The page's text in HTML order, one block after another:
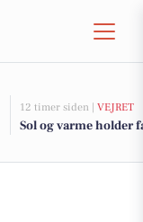
12 timer siden | VEJRET
Sol og varme holder